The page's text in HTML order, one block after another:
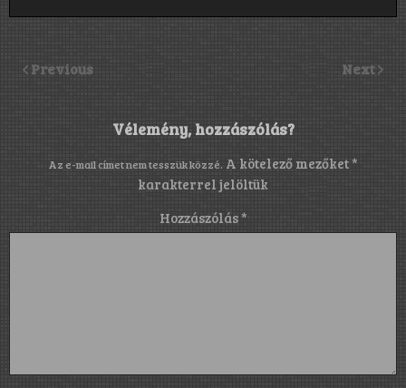
Previous Next
Vélemény, hozzászólás?
Az e-mail címet nem tesszük közzé. A kötelező mezőket *
karakterrel jelöltük
Hozzászólás*